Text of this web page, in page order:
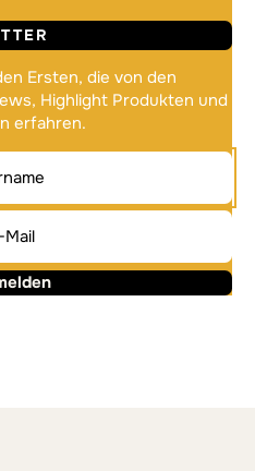
Ersten, die von den
Highlight Produkten und
erfahren.